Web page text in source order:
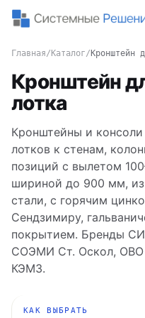
Главная/ Каталог/ Кронштейн
Кронштейн
лотка
Кронштейны и консоли
лотков к стенам,
позиций с вылетом
шириной до 900 мм,
стали, с горячим
Сендзимиру,
покрытием. Бренды
СОЭМИ Ст. Оскол,
КЭМЗ.
КАК ВЫБРАТЬ